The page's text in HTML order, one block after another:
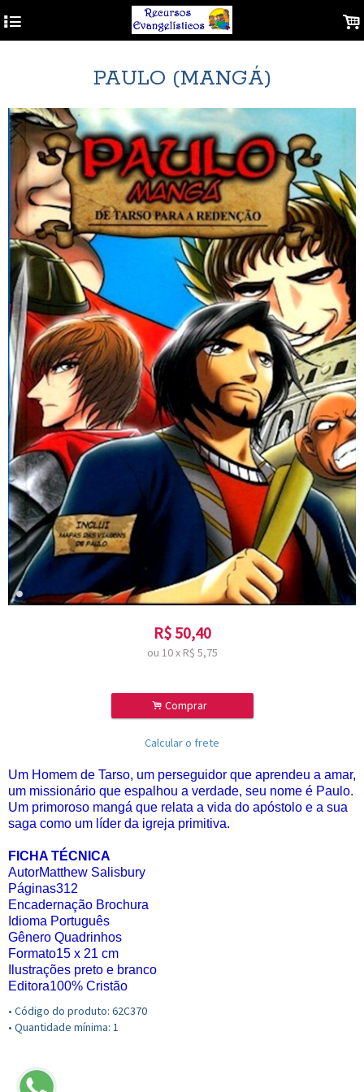
4 .
PAULO (MANGÁ)
R$50,40
ou 10x R$ 5,75
. Comprar
Calcular o frete
Um Homem de Tarso, um perseguidor que aprendeu a amar,
um missionário que espalhou a verdade, seu nome é Paulo.
Um primoroso mangá que relata a vida do apóstolo e a sua
saga como um líder da igreja primitiva.
FICHA TÉCNICA
AutorMatthew Salisbury
Páginas312
Encadernação Brochura
Idioma Português
Gênero Quadrinhos
Formato15 x 21 cm
Ilustrações preto e branco
Editora100% Cristão
• Código do produto: 62C370
• Quantidade mínima: 1